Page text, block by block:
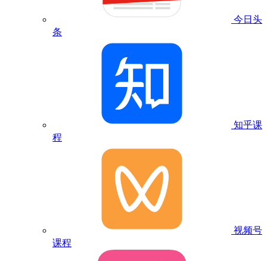
今日头
条
知乎课
程
视频号
课程